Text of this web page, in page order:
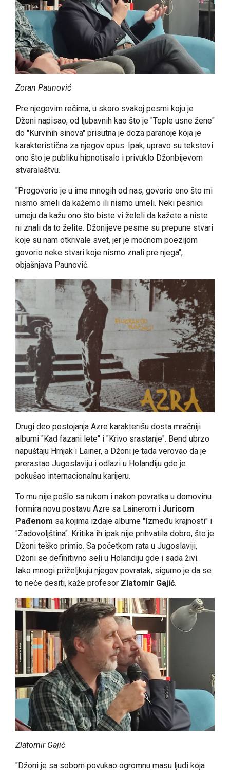
Zoran Paunović
Pre njegovim rečima, u skoro svakoj pesmi koju je
Džoni napisao, od ljubavnih kao što je "Tople usne žene"
do "Kurvinih sinova" prisutna je doza paranoje koja je
karakteristična za njegov opus. Ipak, upravo su tekstovi
ono što je publiku hipnotisalo i privuklo Džonbijevom
stvaralaštvu.
"Progovorio je u ime mnogih od nas, govorio ono što mi
nismo smeli da kažemo ili nismo umeli. Neki pesnici
umeju da kažu ono što biste vi želeli da kažete a niste
ni znali da to želite. Džonijeve pesme su prepune stvari
koje su nam otkrivale svet, jer je moćnom poezijom
govorio neke stvari koje nismo znali pre njega",
objašnjava Paunović.
Drugi deo postojanja Azre karakterišu dosta mračniji
albumi "Kad fazani lete" i "Krivo srastanje". Bend ubrzo
napuštaju Hrnjak i Lainer, a Džoni je tada verovao da je
prerastao Jugoslaviju i odlazi u Holandiju gde je
pokušao internacionalnu karijeru.
To mu nije pošlo sa rukom i nakon povratka u domovinu
formira novu postavu Azre sa Lainerom i Juricom
Pađenom sa kojima izdaje albume "Između krajnosti" i
"Zadovoljština". Kritika ih ipak nije prihvatila dobro, što je
Džoni teško primio. Sa početkom rata u Jugoslaviji,
Džoni se definitivno seli u Holandiju gde i sada živi.
Iako mnogi priželjkuju njegov povratak, sigurno je da se
to neće desiti, kaže profesor Zlatomir Gajić.
Zlatomir Gajić
"Džoni je sa sobom povukao ogromnu masu ljudi koja